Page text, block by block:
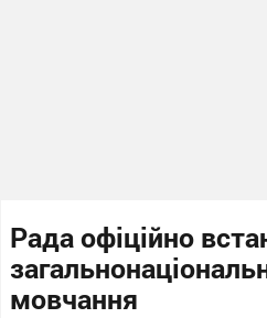
Рада офіційно
мовчання